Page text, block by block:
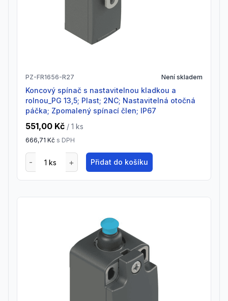
PZ-FR1656-R27 Není skladem
Koncový spínač s nastavitelnou kladkou a
rolnou_PG 13,5; Plast; 2NC; Nastavitelná otočná
páčka; Zpomalený spínací člen; IP67
551,00 Kč / 1 ks
666,71 Kč s DPH
Přidat do košíku